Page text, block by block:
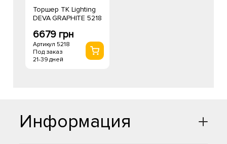
Торшер TK Lighting
DEVA GRAPHITE 5218
6679 грн
Артикул 5218
Под заказ
21-39 дней
Информация